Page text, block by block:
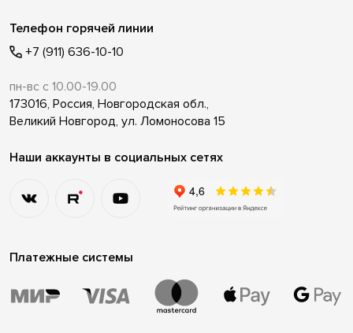
Телефон горячей линии
+7 (911) 636-10-10
пн-вс с 10.00-19.00
173016, Россия, Новгородская обл.,
Великий Новгород, ул. Ломоносова 15
Наши аккаунты в социальных сетях
Платежные системы